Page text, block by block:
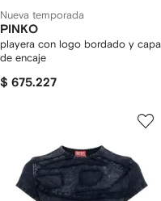
Nueva temporada
PINKO
playera con logo bordado y capa
de encaje
$ 675.227